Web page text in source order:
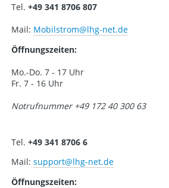
Tel. +49 341 8706 807
Mail: Mobilstrom@lhg-net.de
Öffnungszeiten:
Mo.-Do. 7 - 17 Uhr
Fr. 7 - 16 Uhr
Notrufnummer +49 172 40 300 63
Tel. +49 341 8706 6
Mail: support@lhg-net.de
Öffnungszeiten: